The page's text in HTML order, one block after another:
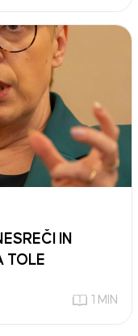
IN
TOLE
1 MIN